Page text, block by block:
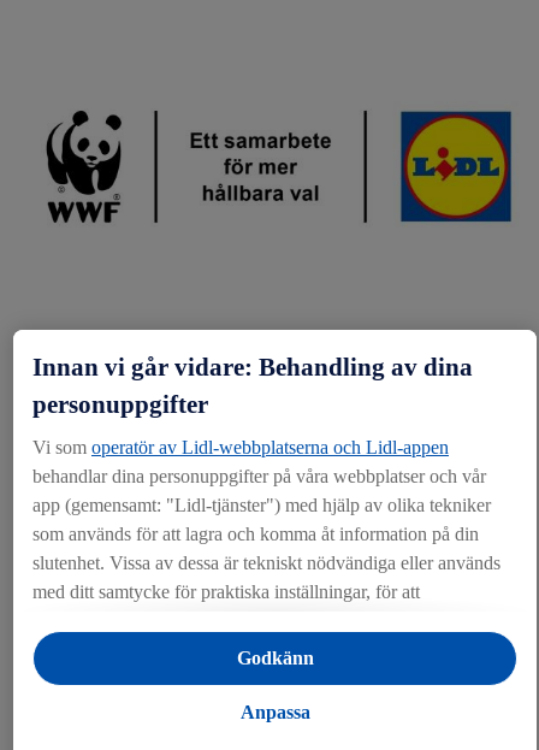
WWF ÅTGÄRDER
KLIMAT
BIOLOGISK MÅNGFALD
VATTEN
HÅLLBARA KOSTVAL
Innan vi går vidare: Behandling av dina
personuppgifter
Vi som operatör av Lidl-webbplatserna och Lidl-appen
behandlar dina personuppgifter på våra webbplatser och vår
app (gemensamt: "Lidl-tjänster") med hjälp av olika tekniker
som används för att lagra och komma åt information på din
slutenhet. Vissa av dessa är tekniskt nödvändiga eller används
med ditt samtycke för praktiska inställningar, för att
utanför Lidl-tjänsterna. Om du är medlem i Lidl Plus-
programmet kommer data från ditt köpbeteende i butik också
att behandlas för dessa ändamål.Anpassa
Godkänn